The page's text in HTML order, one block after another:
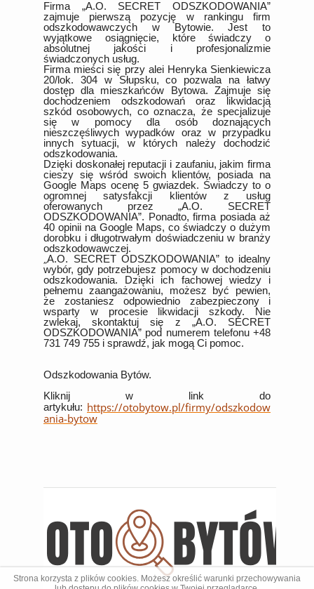
Firma „A.O. SECRET ODSZKODOWANIA”
zajmuje pierwszą pozycję w rankingu firm
odszkodowawczych w Bytowie. Jest to
wyjątkowe osiągnięcie, które świadczy o
absolutnej jakości i profesjonalizmie
świadczonych usług.
Firma mieści się przy alei Henryka Sienkiewicza
20/lok. 304 w Słupsku, co pozwala na łatwy
dostęp dla mieszkańców Bytowa. Zajmuje się
dochodzeniem odszkodowań oraz likwidacją
szkód osobowych, co oznacza, że specjalizuje
się w pomocy dla osób doznających
nieszczęśliwych wypadków oraz w przypadku
innych sytuacji, w których należy dochodzić
odszkodowania.
Dzięki doskonałej reputacji i zaufaniu, jakim firma
cieszy się wśród swoich klientów, posiada na
Google Maps ocenę 5 gwiazdek. Świadczy to o
ogromnej satysfakcji klientów z usług
oferowanych przez „A.O. SECRET
ODSZKODOWANIA”. Ponadto, firma posiada aż
40 opinii na Google Maps, co świadczy o dużym
dorobku i długotrwałym doświadczeniu w branży
odszkodowawczej.
„A.O. SECRET ODSZKODOWANIA” to idealny
wybór, gdy potrzebujesz pomocy w dochodzeniu
odszkodowania. Dzięki ich fachowej wiedzy i
pełnemu zaangażowaniu, możesz być pewien,
że zostaniesz odpowiednio zabezpieczony i
wsparty w procesie likwidacji szkody. Nie
zwlekaj, skontaktuj się z „A.O. SECRET
ODSZKODOWANIA” pod numerem telefonu +48
731 749 755 i sprawdź, jak mogą Ci pomoc.
Odszkodowania Bytów.
Kliknij w link do
artykułu: https://otobytow.pl/firmy/odszkodow
ania-bytow
Strona korzysta z plików cookies. Możesz określić warunki przechowywania